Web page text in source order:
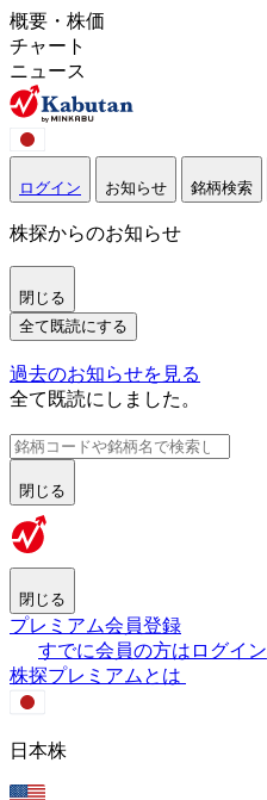
概要・株価
チャート
ニュース
ログイン お知らせ 銘柄検索
株探からのお知らせ
閉じる
全て既読にする
過去のお知らせを見る
全て既読にしました。
閉じる
閉じる
プレミアム会員登録
すでに会員の方はログイン
株探プレミアムとは
日本株